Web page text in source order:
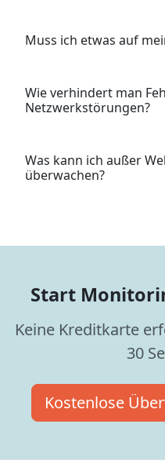
Muss ich etwas auf
Wie verhindert man
Netzwerkstörungen?
Was kann ich außer
überwachen?
Start
Keine Kreditkarte
30
Kostenlose